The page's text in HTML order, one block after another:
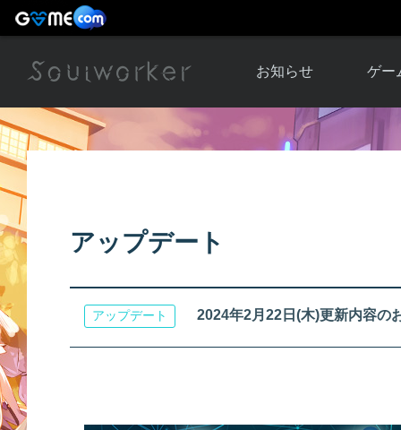
お知らせ
お知らせ一覧
ゲー
ソウ
アップ
アップデート
アップデート 2024年2月22日(木)更新内容の